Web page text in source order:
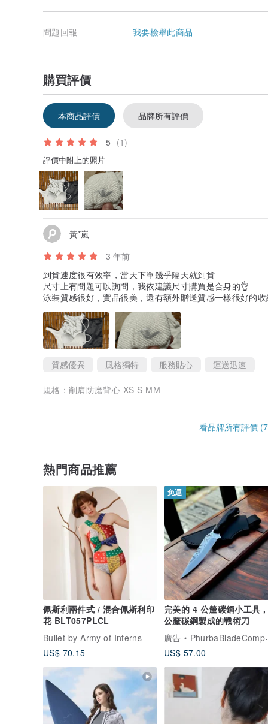
問題回報 我要檢舉此商品
購買評價
本商品評價 品牌所有評價
5 (1)
評價中附上的照片
黃*嵐
3 年前
到貨速度很有效率，當天下單幾乎隔天就到貨
尺寸上有問題可以詢問，我依建議尺寸購買是合身的👌
泳裝質感很好，實品很美，還有額外贈送質感一樣很好的
質感優異 風格獨特 服務貼心 運送迅速
規格：削肩防磨背心 XS S MM
看品牌所有評價
熱門商品推薦
佩斯利兩件式 / 混合佩斯利印
花 BLT057PLCL
Bullet by Army of Interns
US$ 70.15
免運
完美的 4 公釐碳鋼小工具
公釐碳鋼製成的戰術刀
廣告
PhurbaBladeCompany
US$ 57.00